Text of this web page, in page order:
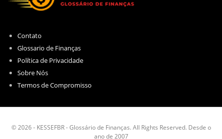
Contato
Glossario de Finanças
Política de Privacidade
Sobre Nós
Termos de Compromisso
© 2026 - KESSEFBR - Glossário de Finanças. All Rights Reserved. Desde o
ano de 2007